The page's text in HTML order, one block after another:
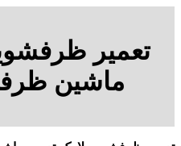
تعمیر
ماشین